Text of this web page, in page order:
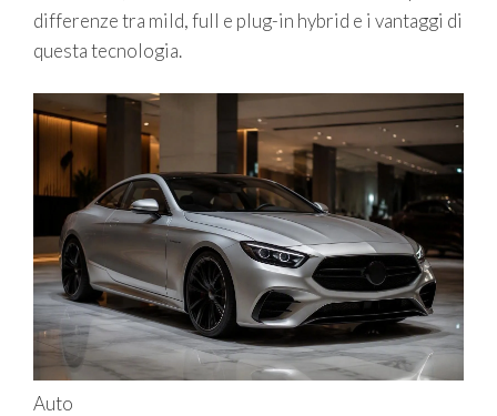
differenze tra mild, full e plug-in hybrid e i vantaggi di
questa tecnologia.
Auto